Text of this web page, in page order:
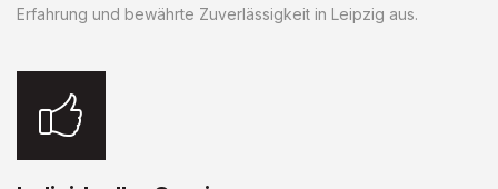
Erfahrung und bewährte Zuverlässigkeit in Leipzig aus.